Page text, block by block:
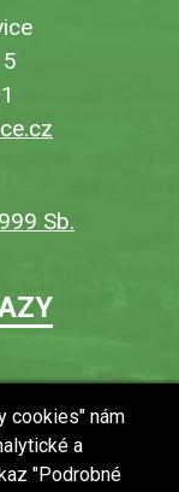
Sb.
cookies" nám
a
"Podrobné